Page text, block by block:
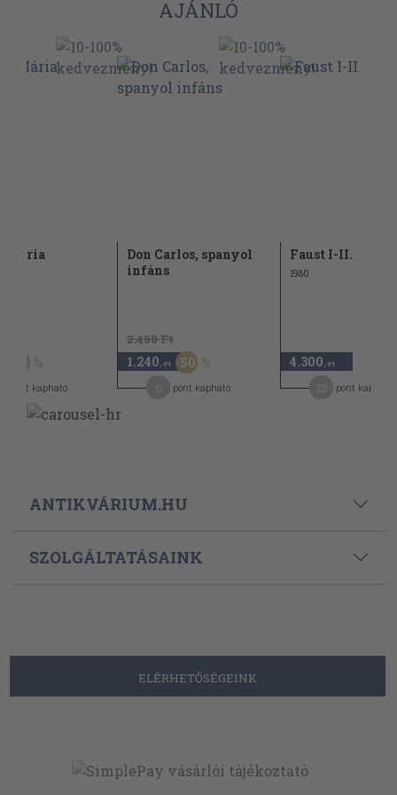
AJÁNLÓ
Mária
50
pont kapható
Don Carlos, spanyol
infáns
2.480 Ft
1.240 ,-Ft 50
pont kapható
Faust I-II.
1980
4.300 ,-Ft
pont kapható
ANTIKVÁRIUM.HU
SZOLGÁLTATÁSAINK
ELÉRHETŐSÉGEINK